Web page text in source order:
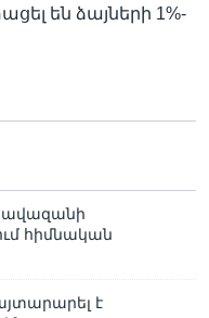
են ձայների 1%-
ավազանի
հիմնական
է